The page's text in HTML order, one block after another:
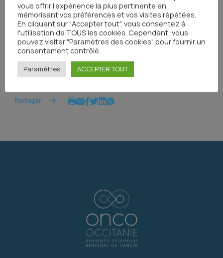
bouton ci-dessus !
Partager
vous offrir l'expérience la plus pertinente en
mémorisant vos préférences et vos visites répétées.
En cliquant sur "Accepter tout", vous consentez à
l'utilisation de TOUS les cookies. Cependant, vous
pouvez visiter "Paramètres des cookies" pour fournir un
consentement contrôlé.
Paramètres ACCEPTER TOUT